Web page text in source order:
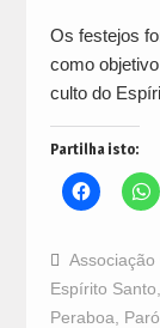
Os festejos
como
culto do
Partilha isto:
Click
to
Facebook
(Opens
in
new
window)
to
Espírito Santo
Peraboa